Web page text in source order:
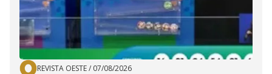
REVISTA OESTE/ 07/08/2026